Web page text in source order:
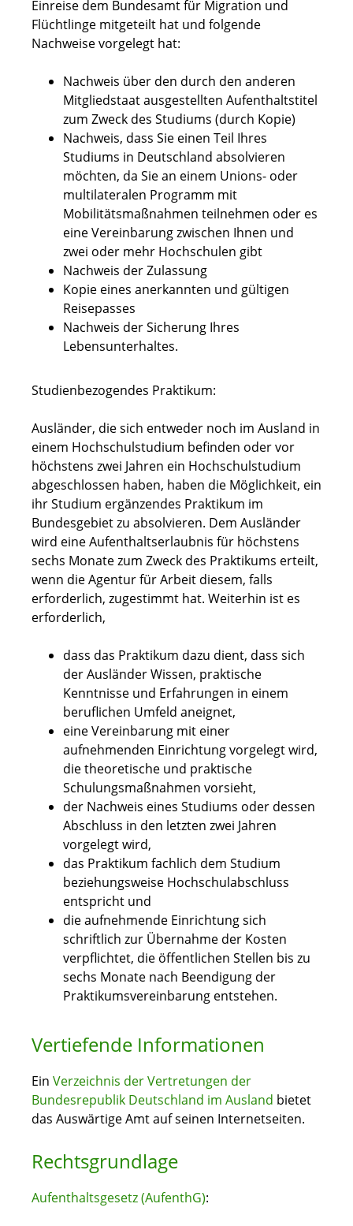
Einreise dem Bundesamt für Migration und
Flüchtlinge mitgeteilt hat und folgende
Nachweise vorgelegt hat:
Nachweis über den durch den anderen
Mitgliedstaat ausgestellten Aufenthaltstitel
zum Zweck des Studiums (durch Kopie)
Nachweis, dass Sie einen Teil Ihres
Studiums in Deutschland absolvieren
möchten, da Sie an einem Unions- oder
multilateralen Programm mit
Mobilitätsmaßnahmen teilnehmen oder es
eine Vereinbarung zwischen Ihnen und
zwei oder mehr Hochschulen gibt
Nachweis der Zulassung
Kopie eines anerkannten und gültigen
Reisepasses
Nachweis der Sicherung Ihres
Lebensunterhaltes.
Studienbezogendes Praktikum:
Ausländer, die sich entweder noch im Ausland in
einem Hochschulstudium befinden oder vor
höchstens zwei Jahren ein Hochschulstudium
abgeschlossen haben, haben die Möglichkeit, ein
ihr Studium ergänzendes Praktikum im
Bundesgebiet zu absolvieren. Dem Ausländer
wird eine Aufenthaltserlaubnis für höchstens
sechs Monate zum Zweck des Praktikums erteilt,
wenn die Agentur für Arbeit diesem, falls
erforderlich, zugestimmt hat. Weiterhin ist es
erforderlich,
dass das Praktikum dazu dient, dass sich
der Ausländer Wissen, praktische
Kenntnisse und Erfahrungen in einem
beruflichen Umfeld aneignet,
eine Vereinbarung mit einer
aufnehmenden Einrichtung vorgelegt wird,
die theoretische und praktische
Schulungsmaßnahmen vorsieht,
der Nachweis eines Studiums oder dessen
Abschluss in den letzten zwei Jahren
vorgelegt wird,
das Praktikum fachlich dem Studium
beziehungsweise Hochschulabschluss
entspricht und
die aufnehmende Einrichtung sich
schriftlich zur Übernahme der Kosten
verpflichtet, die öffentlichen Stellen bis zu
sechs Monate nach Beendigung der
Praktikumsvereinbarung entstehen.
Vertiefende Informationen
Ein Verzeichnis der Vertretungen der
Bundesrepublik Deutschland im Ausland bietet
das Auswärtige Amt auf seinen Internetseiten.
Rechtsgrundlage
Aufenthaltsgesetz (AufenthG):